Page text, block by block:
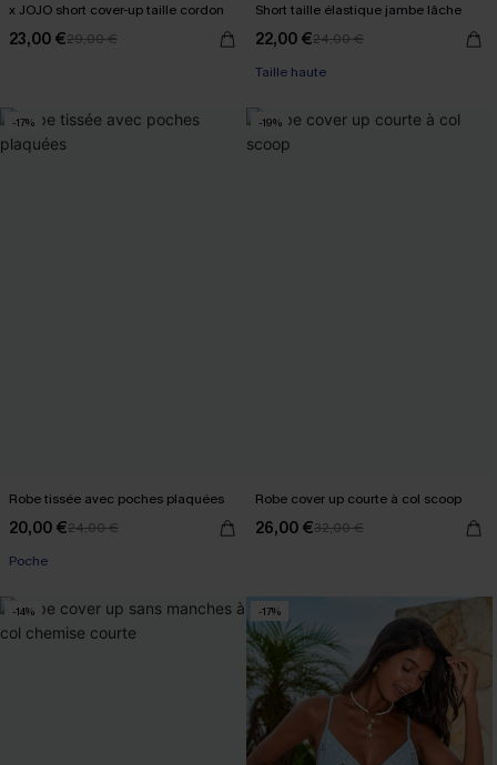
x JOJO short cover-up taille cordon
23,00 €29,00 €
Short taille élastique jambe lâche
22,00 €24,00 €
Taille haute
-17%
Robe tissée avec poches plaquées
20,00 €24,00 €
Poche
-19%
Robe cover up courte à col scoop
26,00 €32,00 €
-14% -17%